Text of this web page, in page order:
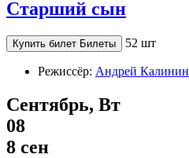
Старший сын
Купить билет Билеты 52 шт
Режиссёр: Андрей Калинин
Сентябрь, Вт
08
8 сен